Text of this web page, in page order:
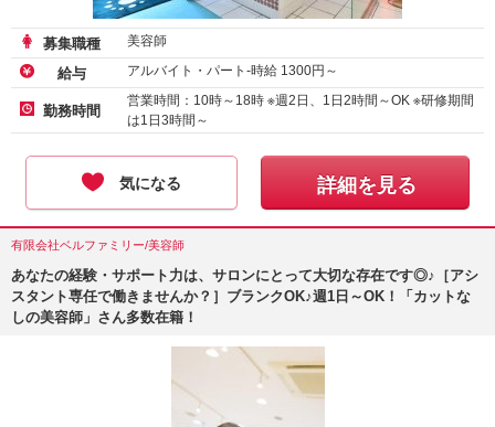
募集職種 美容師
給与 アルバイト・パート-時給 1300円～
勤務時間
営業時間：10時～18時 ※週2日、1日2時間～OK ※研修期間
は1日3時間～
気になる 詳細を見る
有限会社ベルファミリー/美容師
あなたの経験・サポート力は、サロンにとって大切な存在です◎♪［アシ
スタント専任で働きませんか？］ブランクOK♪週1日～OK！「カットな
しの美容師」さん多数在籍！